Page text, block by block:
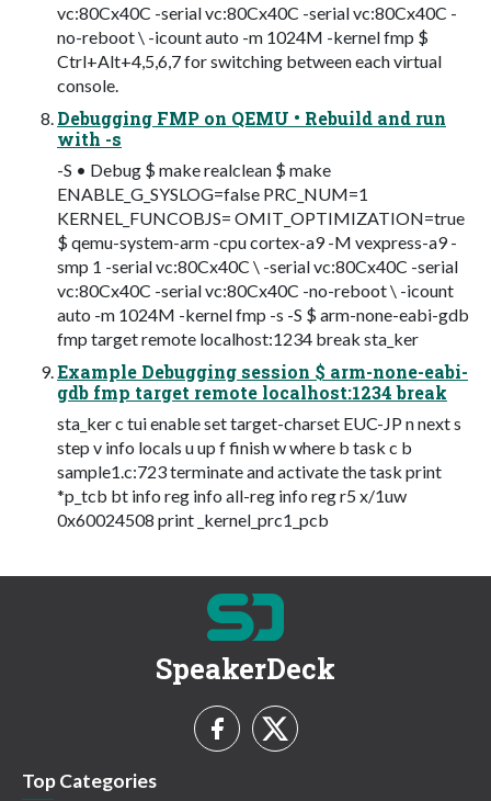
vc:80Cx40C -serial vc:80Cx40C -serial vc:80Cx40C -
no-reboot \ -icount auto -m 1024M -kernel fmp $
Ctrl+Alt+4,5,6,7 for switching between each virtual
console.
Debugging FMP on QEMU • Rebuild and run
with -s
-S • Debug $ make realclean $ make
ENABLE_G_SYSLOG=false PRC_NUM=1
KERNEL_FUNCOBJS= OMIT_OPTIMIZATION=true
$ qemu-system-arm -cpu cortex-a9 -M vexpress-a9 -
smp 1 -serial vc:80Cx40C \ -serial vc:80Cx40C -serial
vc:80Cx40C -serial vc:80Cx40C -no-reboot \ -icount
auto -m 1024M -kernel fmp -s -S $ arm-none-eabi-gdb
fmp target remote localhost:1234 break sta_ker
Example Debugging session $ arm-none-eabi-
gdb fmp target remote localhost:1234 break
sta_ker c tui enable set target-charset EUC-JP n next s
step v info locals u up f finish w where b task c b
sample1.c:723 terminate and activate the task print
*p_tcb bt info reg info all-reg info reg r5 x/1uw
0x60024508 print _kernel_prc1_pcb
SpeakerDeck
Top Categories